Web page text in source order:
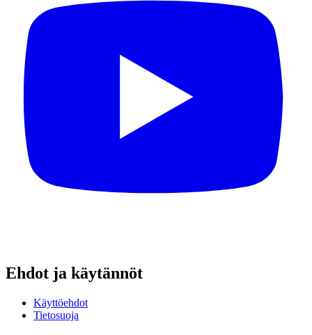
Ehdot ja käytännöt
Käyttöehdot
Tietosuoja